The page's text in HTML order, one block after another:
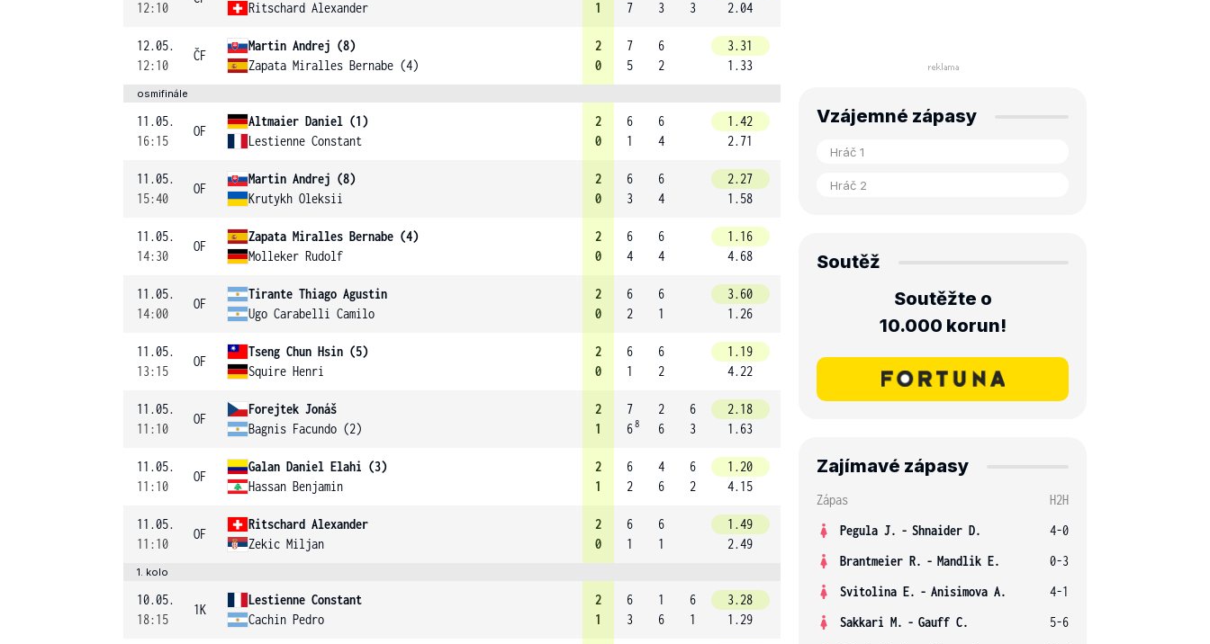
12:10
Ritschard Alexander
1
7
3
3
2.04
12.05.
12:10
ČF
Martin Andrej (8)
Zapata Miralles Bernabe (4)
2
0
7
5
6
2
3.31
1.33
osmifinále
11.05.
16:15
OF
Altmaier Daniel (1)
Lestienne Constant
2
0
6
1
6
4
1.42
2.71
11.05.
15:40
OF
Martin Andrej (8)
Krutykh Oleksii
2
0
6
3
6
4
2.27
1.58
11.05.
14:30
OF
Zapata Miralles Bernabe (4)
Molleker Rudolf
2
0
6
4
6
4
1.16
4.68
11.05.
14:00
OF
Tirante Thiago Agustin
Ugo Carabelli Camilo
2
0
6
2
6
1
3.60
1.26
11.05.
13:15
OF
Tseng Chun Hsin (5)
Squire Henri
2
0
6
1
6
2
1.19
4.22
11.05.
11:10
OF
Forejtek Jonáš
Bagnis Facundo (2)
2
1
7
68
2
6
6
3
2.18
1.63
11.05.
11:10
OF
Galan Daniel Elahi (3)
Hassan Benjamin
2
1
6
2
4
6
6
2
1.20
4.15
11.05.
11:10
OF
Ritschard Alexander
Zekic Miljan
2
0
6
1
6
1
1.49
2.49
1. kolo
10.05.
18:15
1K
Lestienne Constant
Cachin Pedro
2
1
6
3
1
6
6
1
3.28
1.29
Vzájemné zápasy
Soutěž
Soutěžte o
10.000 korun!
Zajímavé zápasy
Zápas
H2H
Pegula J. - Shnaider D.
4-0
Brantmeier R. - Mandlik E.
0-3
Svitolina E. - Anisimova A.
4-1
Sakkari M. - Gauff C.
5-6